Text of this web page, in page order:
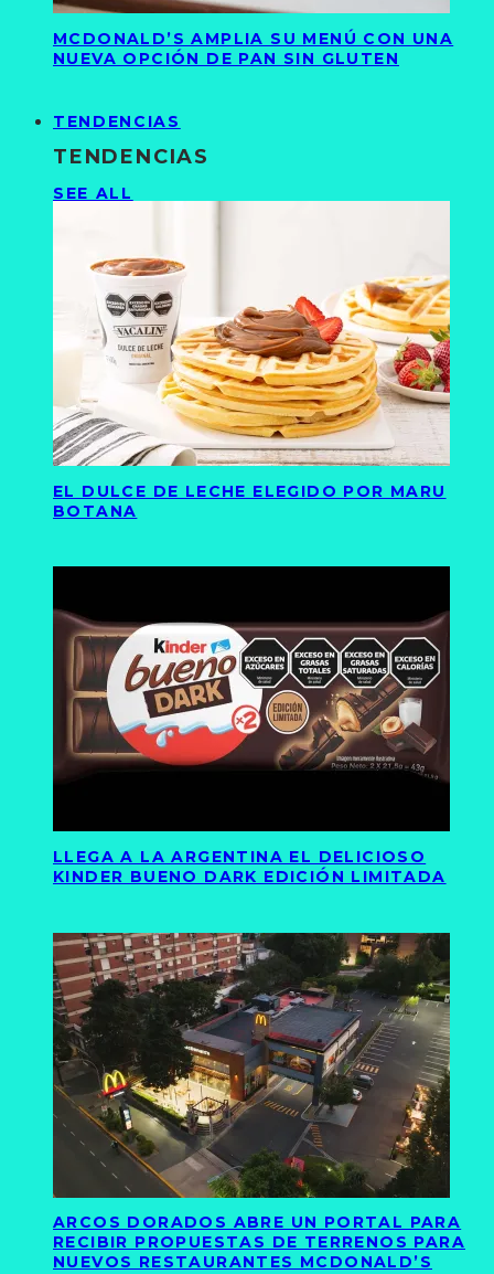
MCDONALD’S AMPLIA SU MENÚ CON UNA
NUEVA OPCIÓN DE PAN SIN GLUTEN
TENDENCIAS
TENDENCIAS
SEE ALL
EL DULCE DE LECHE ELEGIDO POR MARU
BOTANA
LLEGA A LA ARGENTINA EL DELICIOSO
KINDER BUENO DARK EDICIÓN LIMITADA
ARCOS DORADOS ABRE UN PORTAL PARA
RECIBIR PROPUESTAS DE TERRENOS PARA
NUEVOS RESTAURANTES MCDONALD’S